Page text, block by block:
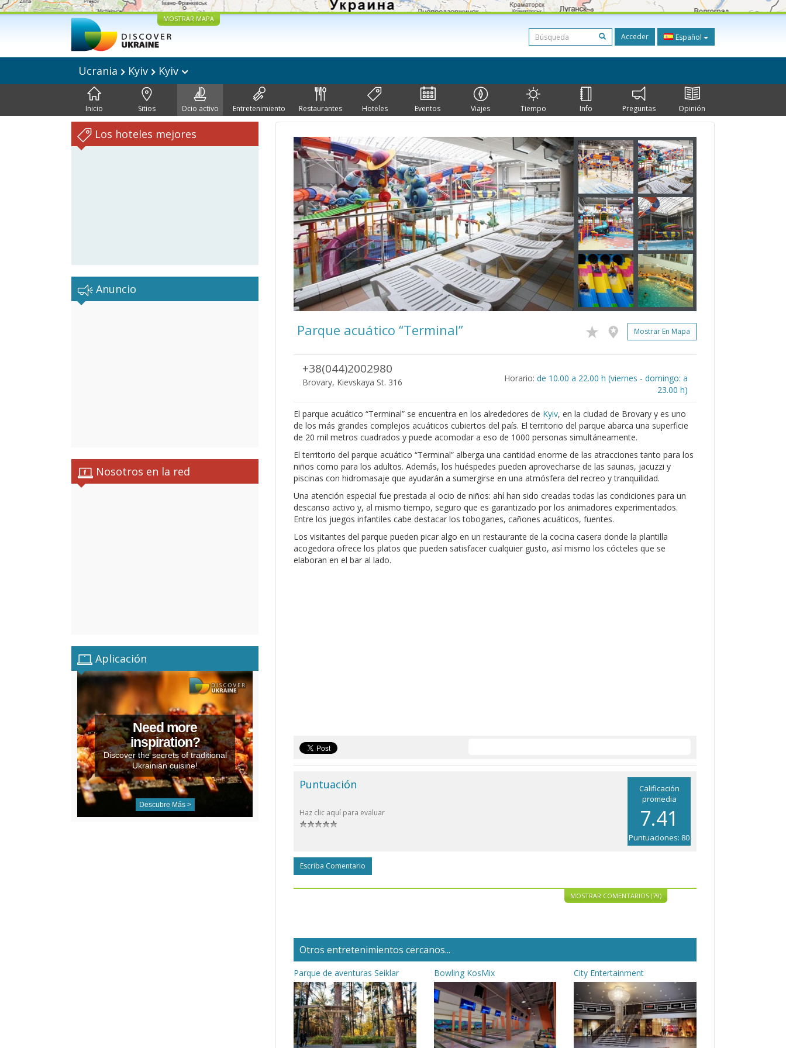
MOSTRAR MAPA
Acceder Español
Ucrania Kyiv Kyiv
Inicio Sitios Ocio activo Entretenimiento Restaurantes Hoteles Eventos Viajes Tiempo Info Preguntas Opinión
Los hoteles mejores
Anuncio
Nosotros en la red
Aplicación
Need more
inspiration?
Discover the secrets of traditional
Ukrainian cuisine!
Descubre Más >
Parque acuático “Terminal” Mostrar En Mapa
+38(044)2002980
Brovary, Kievskaya St. 316 Horario: de 10.00 a 22.00 h (viernes - domingo: a
23.00 h)
El parque acuático “Terminal” se encuentra en los alrededores de Kyiv, en la ciudad de Brovary y es uno
de los más grandes complejos acuáticos cubiertos del país. El territorio del parque abarca una superficie
de 20 mil metros cuadrados y puede acomodar a eso de 1000 personas simultáneamente.
El territorio del parque acuático “Terminal” alberga una cantidad enorme de las atracciones tanto para los
niños como para los adultos. Además, los huéspedes pueden aprovecharse de las saunas, jacuzzi y
piscinas con hidromasaje que ayudarán a sumergirse en una atmósfera del recreo y tranquilidad.
Una atención especial fue prestada al ocio de niños: ahí han sido creadas todas las condiciones para un
descanso activo y, al mismo tiempo, seguro que es garantizado por los animadores experimentados.
Entre los juegos infantiles cabe destacar los toboganes, cañones acuáticos, fuentes.
Los visitantes del parque pueden picar algo en un restaurante de la cocina casera donde la plantilla
acogedora ofrece los platos que pueden satisfacer cualquier gusto, así mismo los cócteles que se
elaboran en el bar al lado.
Calificación
promedia
7.41
Puntuaciones: 80
Puntuación
Haz clic aquí para evaluar
Escriba Comentario
MOSTRAR COMENTARIOS (79)
Otros entretenimientos cercanos...
Parque de aventuras Seiklar Bowling KosMix City Entertainment